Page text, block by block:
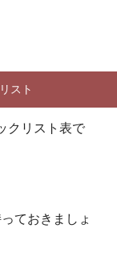
スト
クリスト表で
ておきましょ